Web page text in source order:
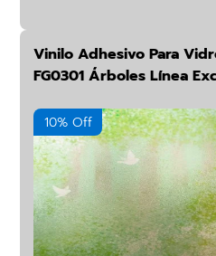
Vinilo Adhesivo Para
FG0301 Árboles Línea
10% Off